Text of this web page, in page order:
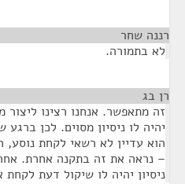
רננה שחר
לא בתמורה.
רן בג
זה מתאפשר. אנחנו רצינו
יהיה לו ניסיון מסוים. לכן
ניסיון יהיה לו שיקול דעת